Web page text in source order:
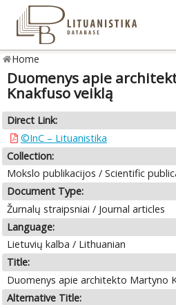
Home
Duomenys apie
Knakfuso veiklą
Direct Link:
©InC – Lituanistika
Collection:
Mokslo publikacijos / Scientific
Document Type:
Žurnalų straipsniai / Journal articles
Language:
Lietuvių kalba / Lithuanian
Title:
Duomenys apie architekto Martyno
Alternative Title: